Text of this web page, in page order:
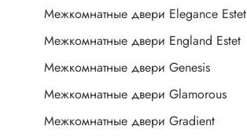
Межкомнатные двери Elegance Estet
Межкомнатные двери England Estet
Межкомнатные двери Genesis
Межкомнатные двери Glamorous
Межкомнатные двери Gradient